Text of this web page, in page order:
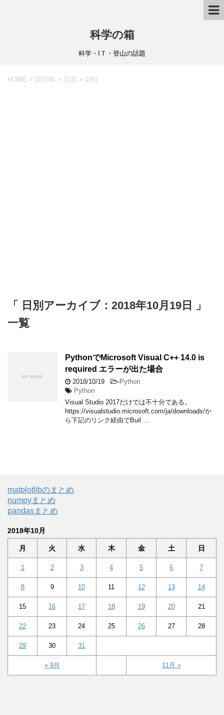
科学の箱
科学・IＴ・登山の話題
HOME > 2018年 > 10月 > 19日
「 日別アーカイブ：2018年10月19日 」
一覧
PythonでMicrosoft Visual C++ 14.0 is
required エラーが出た場合
2018/10/19 -Python
Python
Visual Studio 2017だけでは不十分である。
https://visualstudio.microsoft.com/ja/downloads/か
ら下記のリンク経由でBuil …
matplotlibのまとめ
numpyまとめ
pandasまとめ
2018年10月
月 火 水 木 金 土 日
« 9月 11月 »
1 2 3 4 5 6 7
8 9 10 11 12 13 14
15 16 17 18 19 20 21
22 23 24 25 26 27 28
29 30 31